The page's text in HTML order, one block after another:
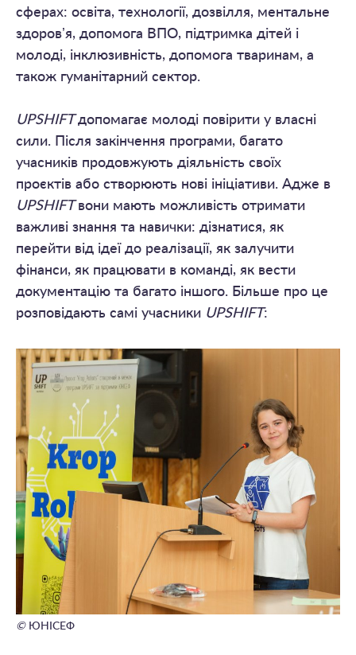
сферах: освіта, технології, дозвілля, ментальне
здоровʼя, допомога ВПО, підтримка дітей і
молоді, інклюзивність, допомога тваринам, а
також гуманітарний сектор.
UPSHIFTдопомагає молоді повірити у власні
сили. Після закінчення програми, багато
учасників продовжують діяльність своїх
проєктів або створюють нові ініціативи. Адже в
UPSHIFTвони мають можливість отримати
важливі знання та навички: дізнатися, як
перейти від ідеї до реалізації, як залучити
фінанси, як працювати в команді, як вести
документацію та багато іншого. Більше про це
розповідають самі учасники UPSHIFT:
© ЮНІСЕФ